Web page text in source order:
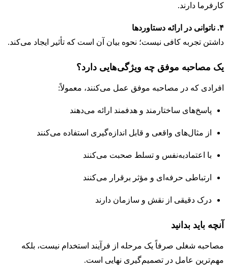
کارفرما دارند.
۴. ناتوانی در ارائه دستاوردها
داشتن تجربه کافی نیست؛ نحوه بیان آن است که تأثیر ایجاد می‌کند.
یک مصاحبه موفق چه ویژگی‌هایی دارد؟
افرادی که در مصاحبه موفق عمل می‌کنند، معمولاً:
پاسخ‌های ساختارمند و هدفمند ارائه می‌دهند
از مثال‌های واقعی و قابل اندازه‌گیری استفاده می‌کنند
با اعتمادبه‌نفس و تسلط صحبت می‌کنند
ارتباطی حرفه‌ای و مؤثر برقرار می‌کنند
درک دقیقی از نقش و سازمان دارند
آنچه باید بدانید
مصاحبه شغلی صرفاً یک مرحله از فرآیند استخدام نیست، بلکه
مهم‌ترین عامل در تصمیم‌گیری نهایی است.